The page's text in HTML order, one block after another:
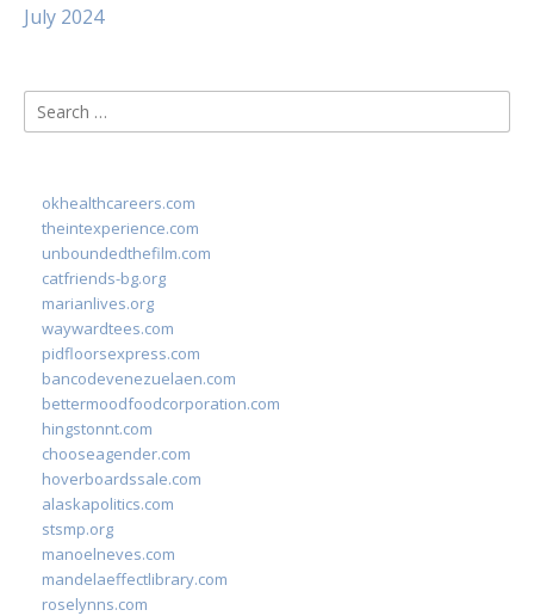
July 2024
Search
for:
okhealthcareers.com
theintexperience.com
unboundedthefilm.com
catfriends-bg.org
marianlives.org
waywardtees.com
pidfloorsexpress.com
bancodevenezuelaen.com
bettermoodfoodcorporation.com
hingstonnt.com
chooseagender.com
hoverboardssale.com
alaskapolitics.com
stsmp.org
manoelneves.com
mandelaeffectlibrary.com
roselynns.com